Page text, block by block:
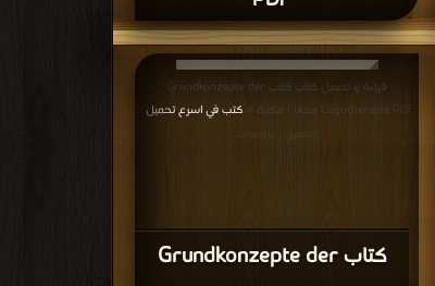
كتاب Grundkonzepte der
قراءة و تحميل كتاب كتاب Grundkonzepte der
Logotherapie PDF مجانا | مكتبة >
كتب في اسرع تحميل
التحميل : مرة/مرات